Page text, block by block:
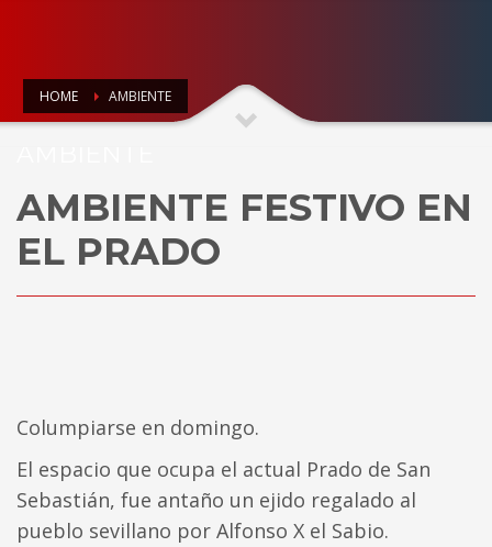
HOME AMBIENTE
AMBIENTE FESTIVO EN
EL PRADO
Columpiarse en domingo.
El espacio que ocupa el actual Prado de San
Sebastián, fue antaño un ejido regalado al
pueblo sevillano por Alfonso X el Sabio.